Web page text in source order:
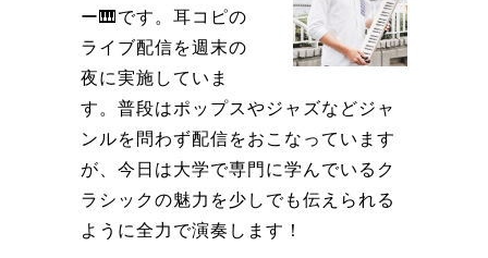
ー🎹です。耳コピの
ライブ配信を週末の
夜に実施していま
す。普段はポップスやジャズなどジャ
ンルを問わず配信をおこなっています
が、今日は大学で専門に学んでいるク
ラシックの魅力を少しでも伝えられる
ように全力で演奏します！